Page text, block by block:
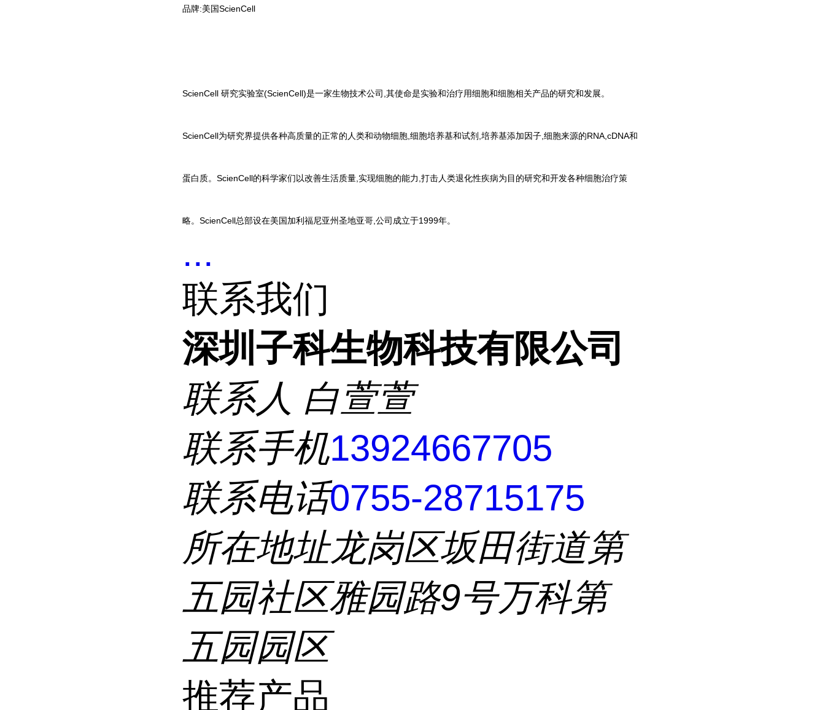
品牌:美国ScienCell
ScienCell 研究实验室(ScienCell)是一家生物技术公司,其使命是实验和治疗用细胞和细胞相关产品的研究和发展。
ScienCell为研究界提供各种高质量的正常的人类和动物细胞,细胞培养基和试剂,培养基添加因子,细胞来源的RNA,cDNA和
蛋白质。ScienCell的科学家们以改善生活质量,实现细胞的能力,打击人类退化性疾病为目的研究和开发各种细胞治疗策
略。ScienCell总部设在美国加利福尼亚州圣地亚哥,公司成立于1999年。
...
联系我们
深圳子科生物科技有限公司
联系人 白萱萱
联系手机13924667705
联系电话0755-28715175
所在地址龙岗区坂田街道第
五园社区雅园路9号万科第
五园园区
推荐产品